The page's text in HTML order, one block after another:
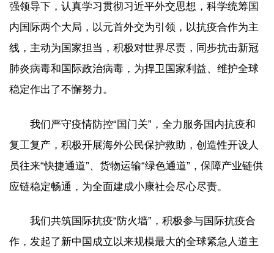
强领导下，认真学习贯彻习近平外交思想，科学统筹国
内国际两个大局，以元首外交为引领，以抗疫合作为主
线，主动为国家担当，积极对世界尽责，同步抗击新冠
肺炎病毒和国际政治病毒，为捍卫国家利益、维护全球
稳定作出了不懈努力。
我们严守疫情防控“国门关”，全力服务国内抗疫和
复工复产，积极开展海外公民保护救助，创造性开设人
员往来“快捷通道”、货物运输“绿色通道”，保障产业链供
应链稳定畅通，为全面建成小康社会尽心尽责。
我们共筑国际抗疫“防火墙”，积极参与国际抗疫合
作，发起了新中国成立以来规模最大的全球紧急人道主